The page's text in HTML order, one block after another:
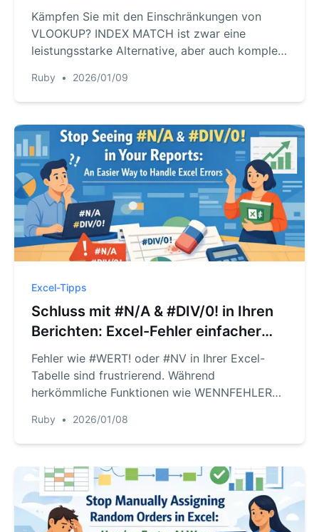
Methode zur Datensuche in Excel.
Kämpfen Sie mit den Einschränkungen von
VLOOKUP? INDEX MATCH ist zwar eine
leistungsstarke Alternative, aber auch komplex
schnellere Methode, um jede Datensuche in
Excel mit einem Excel AI-Agenten in einfacher
Ruby • 2026/01/09
Excel-Tipps
Schluss mit #N/A & #DIV/0! in Ihren
Berichten: Excel-Fehler einfacher
behandeln
Fehler wie #WERT! oder #NV in Ihrer Excel-
Tabelle sind frustrierend. Während
herkömmliche Funktionen wie WENNFEHLER
und überlädt Ihre Formeln. Entdecken Sie, wie
Sie mit RowSpeak, einer Excel-KI, alle
Sprachbefehle beheben.
Ruby • 2026/01/08